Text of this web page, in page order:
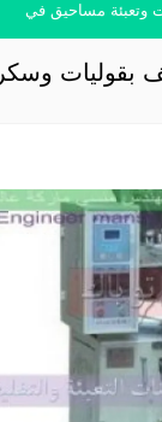
وتعبئة مساحيق في
بقوليات وسكر